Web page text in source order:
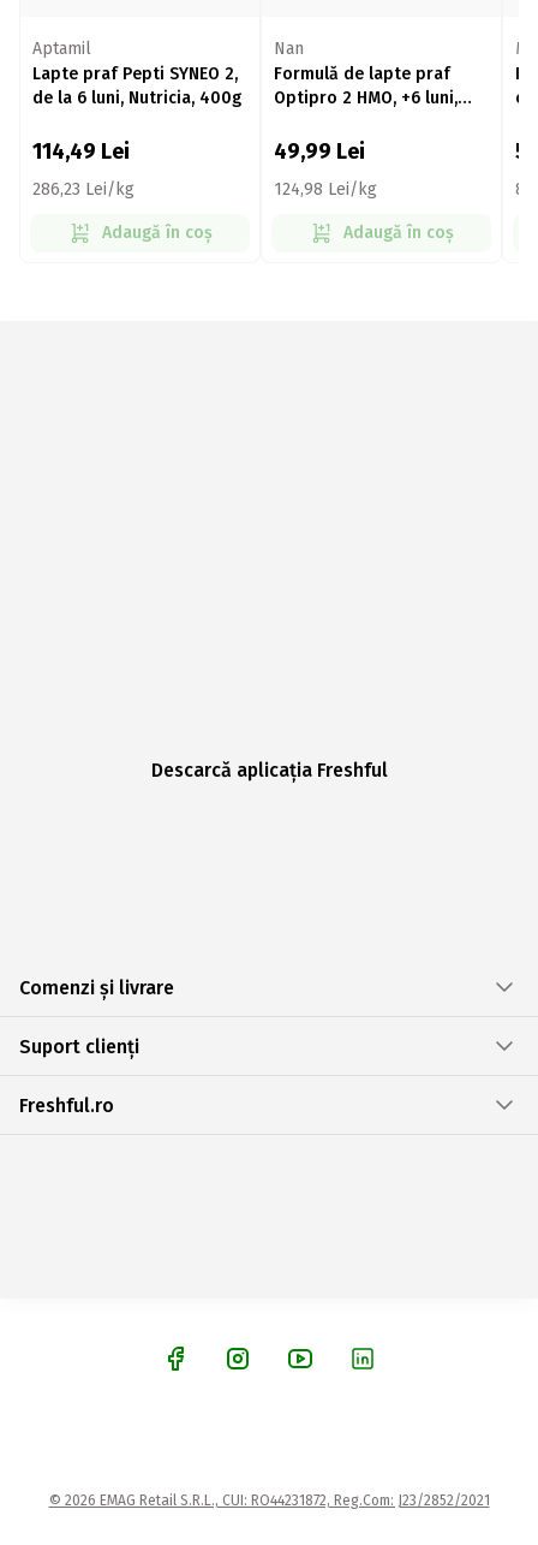
Aptamil
Lapte praf Pepti SYNEO 2,
de la 6 luni, Nutricia, 400g
114,49 Lei
286,23 Lei/kg
Adaugă în coș
Nan
Formulă de lapte praf
Optipro 2 HMO, +6 luni,
49,99 Lei
124,98 Lei/kg
Adaugă în coș
Descarcă aplicația Freshful
Comenzi și livrare
Suport clienți
Freshful.ro
© 2026 EMAG Retail S.R.L., CUI: RO44231872, Reg.Com: J23/2852/2021